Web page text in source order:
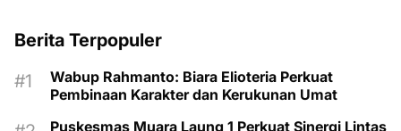
Berita Terpopuler
Wabup Rahmanto: Biara Elioteria Perkuat
Pembinaan Karakter dan Kerukunan Umat
Puskesmas Muara Laung 1 Perkuat Sinergi Lintas